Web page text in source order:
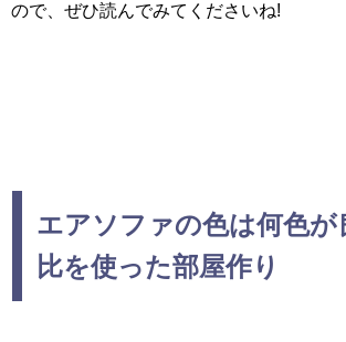
ので、ぜひ読んでみてくださいね!
エアソファの色は何色が
比を使った部屋作り